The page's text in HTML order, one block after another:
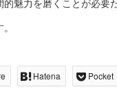
魅力を磨くことが必要だ
Hatena Pocket